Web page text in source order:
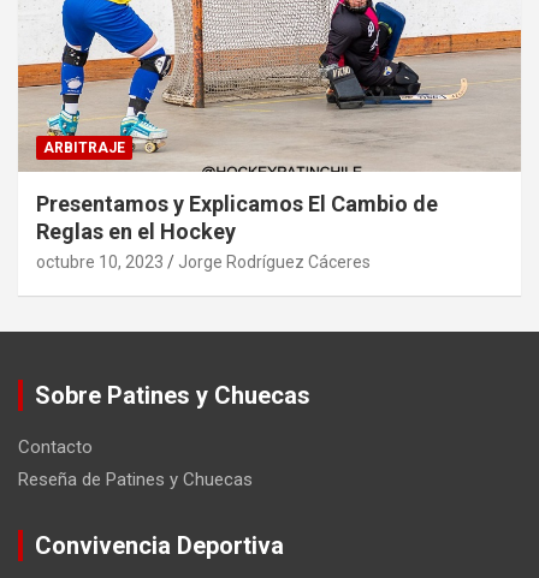
ARBITRAJE
Presentamos y Explicamos El Cambio de
Reglas en el Hockey
octubre 10, 2023 Jorge Rodríguez Cáceres
Sobre Patines y Chuecas
Contacto
Reseña de Patines y Chuecas
Convivencia Deportiva